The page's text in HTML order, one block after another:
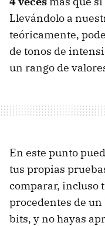
Llevándolo a
teóricamente,
de tonos de
un rango de
En este punto
tus propias
comparar, incluso
procedentes de un
bits, y no hayas